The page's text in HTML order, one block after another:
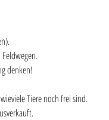
denken!
Tiere noch frei sind.